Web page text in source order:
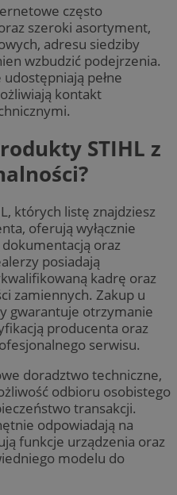
często
szeroki asortyment,
adresu siedziby
wzbudzić podejrzenia.
pełne
kontakt
STIHL z
których listę znajdziesz
oferują wyłącznie
oraz
posiadają
kadrę oraz
zamiennych. Zakup u
gwarantuje otrzymanie
producenta oraz
serwisu.
doradztwo techniczne,
odbioru osobistego
transakcji.
odpowiadają na
funkcje urządzenia oraz
modelu do